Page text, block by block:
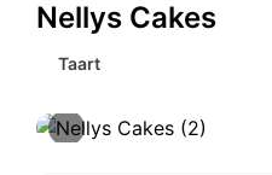
Nellys Cakes
Taart